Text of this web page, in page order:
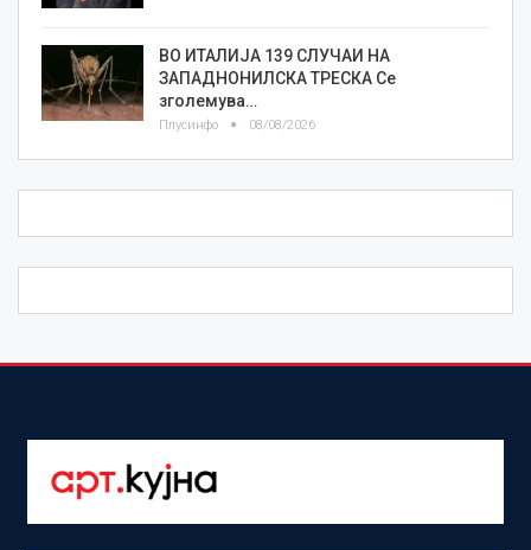
ВО ИТАЛИЈА 139 СЛУЧАИ НА
ЗАПАДНОНИЛСКА ТРЕСКА Се
зголемува…
Плусинфо 08/08/2026